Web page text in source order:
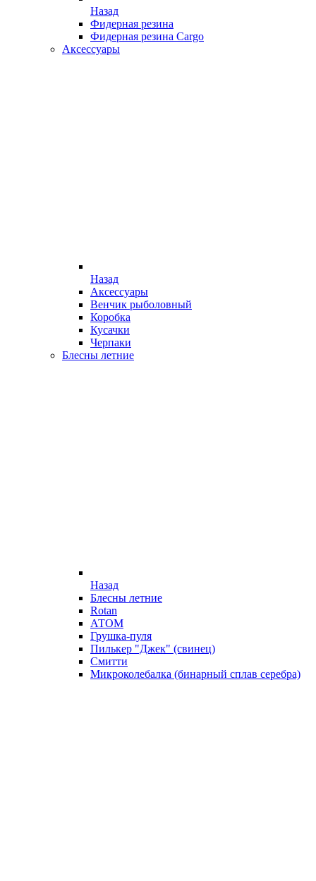
Назад
Фидерная резина
Фидерная резина Cargo
Аксессуары
Назад
Аксессуары
Венчик рыболовный
Коробка
Кусачки
Черпаки
Блесны летние
Назад
Блесны летние
Rotan
АТОМ
Грушка-пуля
Пилькер "Джек" (свинец)
Смитти
Микроколебалка (бинарный сплав серебра)